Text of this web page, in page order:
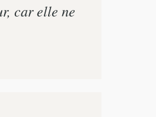
car elle ne